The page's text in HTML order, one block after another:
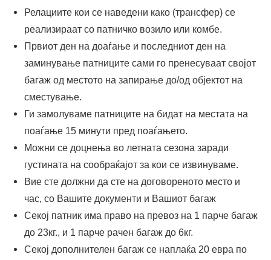
08.08.2026
€
€
15.08-
22.08.2026
459 €
509
569 €
609
579 €
22.08-
29.08.2026
429 €
479
€
539 €
€
29.08-
05.09.2026
379 €
429
€
469 €
519
€
Релациите кои се наведени како (трансфер) се
реализираат со патничко возило или комбе.
Првиот ден на доаѓање и последниот ден на
заминување патниците сами го пренесуваат својот
багаж од местото на запирање до/од објектот на
сместување.
Ги замолуваме патниците на бидат на местата на
поаѓање 15 минути пред поаѓањето.
Можни се доцнења во летната сезона заради
густината на сообраќајот за кои се извинуваме.
Вие сте должни да сте на договореното место и
час, со Вашите документи и Вашиот багаж
Секој патник има право на превоз на 1 парче багаж
до 23кг., и 1 парче рачен багаж до 6кг.
Секој дополнителен багаж се наплаќа 20 евра по